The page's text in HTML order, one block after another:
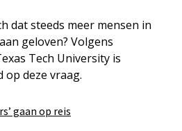
dat steeds meer mensen in
geloven? Volgens
Tech University is
deze vraag.
gaan op reis